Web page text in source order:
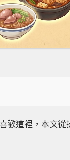
歡這裡，本文從